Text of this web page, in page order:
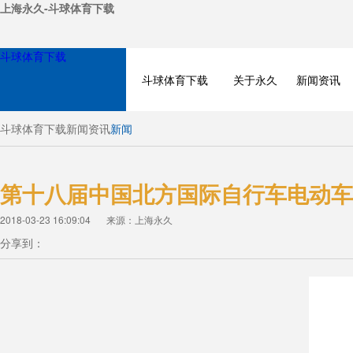
上海永久-斗球体育下载
斗球体育下载
斗球体育下载
关于永久 新闻资讯
斗球体育下载新闻资讯新闻
第十八届中国北方国际自行车电动
2018-03-23 16:09:04 来源：上海永久
分享到：